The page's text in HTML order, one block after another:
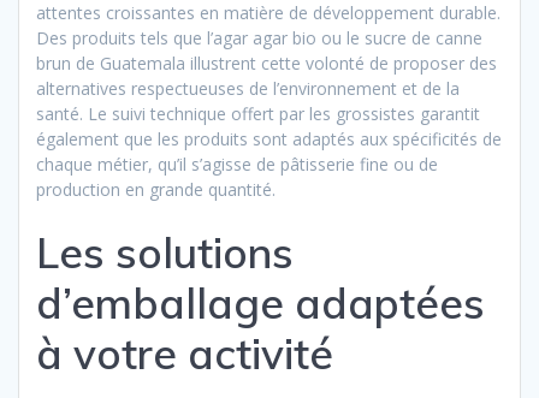
attentes croissantes en matière de développement durable.
Des produits tels que l’agar agar bio ou le sucre de canne
brun de Guatemala illustrent cette volonté de proposer des
alternatives respectueuses de l’environnement et de la
santé. Le suivi technique offert par les grossistes garantit
également que les produits sont adaptés aux spécificités de
chaque métier, qu’il s’agisse de pâtisserie fine ou de
production en grande quantité.
Les solutions
d’emballage adaptées
à votre activité